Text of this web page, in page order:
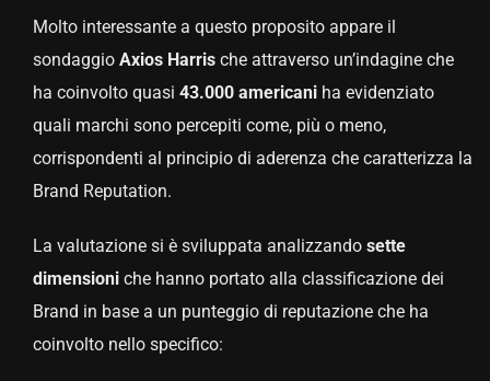
Molto interessante a questo proposito appare il
sondaggio Axios Harrische attraverso un’indagine che
ha coinvolto quasi 43.000 americani ha evidenziato
quali marchi sono percepiti come, più o meno,
corrispondenti al principio di aderenza che caratterizza la
Brand Reputation.
La valutazione si è sviluppata analizzando sette
dimensioniche hanno portato alla classificazione dei
Brand in base a un punteggio di reputazione che ha
coinvolto nello specifico: